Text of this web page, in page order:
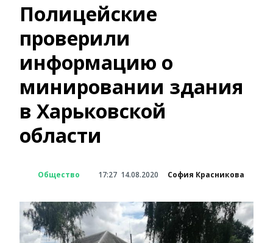
Полицейские
проверили
информацию о
минировании здания
в Харьковской
области
Общество 17:27 14.08.2020 София Красникова